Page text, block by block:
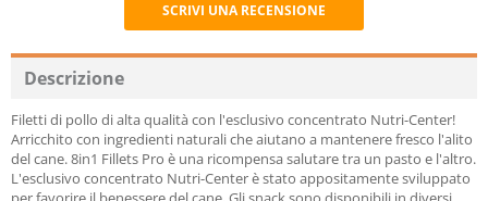
Recommend
SCRIVI UNA RECENSIONE
Descrizione
Filetti di pollo di alta qualità con l'esclusivo concentrato Nutri-Center!
Arricchito con ingredienti naturali che aiutano a mantenere fresco l'alito
del cane. 8in1 Fillets Pro è una ricompensa salutare tra un pasto e l'altro.
L'esclusivo concentrato Nutri-Center è stato appositamente sviluppato